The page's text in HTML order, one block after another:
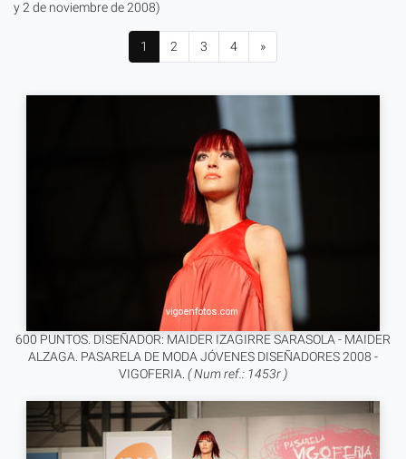
y 2 de noviembre de 2008)
1 2 3 4 »
600 PUNTOS. DISEÑADOR: MAIDER IZAGIRRE SARASOLA - MAIDER
ALZAGA. PASARELA DE MODA JÓVENES DISEÑADORES 2008 -
VIGOFERIA. ( Num ref.: 1453r )